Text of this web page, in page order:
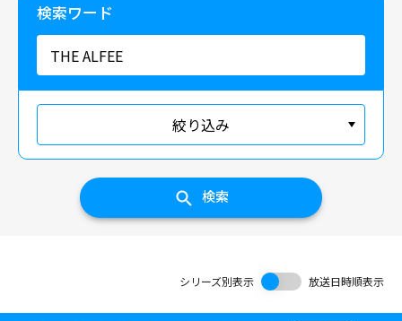
検索ワード
絞り込み
検索
シリーズ別表示 放送日時順表示